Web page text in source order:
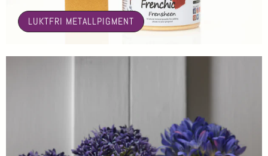
LUKTFRI METALLPIGMENT